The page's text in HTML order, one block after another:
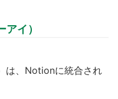
イ）
は、Notionに統合され